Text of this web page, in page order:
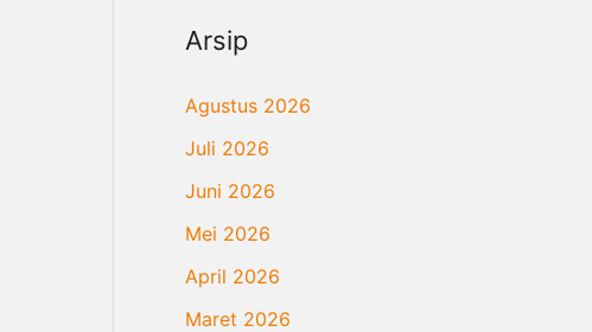
Arsip
Agustus 2026
Juli 2026
Juni 2026
Mei 2026
April 2026
Maret 2026